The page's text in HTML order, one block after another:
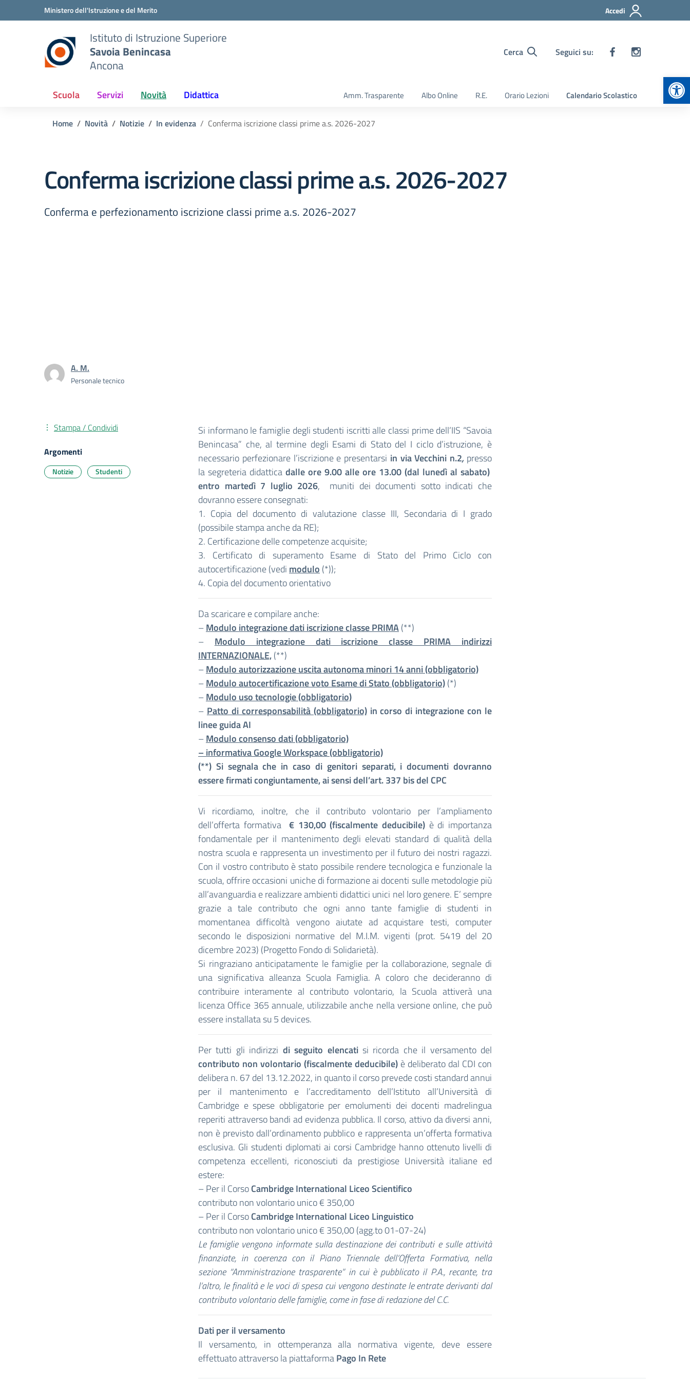
Vai ai contenuti
Vai al menu di navigazioneMinistero dell'Istruzione e del Merito Accedi
Istituto di Istruzione Superiore
Savoia Benincasa
Ancona
Cerca Seguici su:
Scuola Servizi Novità Didattica Amm. Trasparente Albo Online R.E. Orario Lezioni Calendario Scolastico
Home Novità Notizie In evidenza Conferma iscrizione classi prime a.s. 2026-2027
Conferma iscrizione classi prime a.s. 2026-2027
Conferma e perfezionamento iscrizione classi prime a.s. 2026-2027
A. M.
Personale tecnico
Si informano le famiglie degli studenti iscritti alle classi prime dell’IIS “Savoia
Benincasa” che, al termine degli Esami di Stato del I ciclo d’istruzione, è
necessario perfezionare l’iscrizione e presentarsi in via Vecchini n.2, presso
la segreteria didattica dalle ore 9.00 alle ore 13.00 (dal lunedì al sabato)
entro martedì 7 luglio 2026, muniti dei documenti sotto indicati che
dovranno essere consegnati:
1. Copia del documento di valutazione classe III, Secondaria di I grado
(possibile stampa anche da RE);
2. Certificazione delle competenze acquisite;
3. Certificato di superamento Esame di Stato del Primo Ciclo con
autocertificazione (vedi modulo (*));
4. Copia del documento orientativo
Da scaricare e compilare anche:
–Modulo integrazione dati iscrizione classe PRIMA(**)
– Modulo integrazione dati iscrizione classe PRIMA indirizzi
INTERNAZIONALE,(**)
–Modulo autorizzazione uscita autonoma minori 14 anni (obbligatorio)
–Modulo autocertificazione voto Esame di Stato (obbligatorio)(*)
–Modulo uso tecnologie (obbligatorio)
– Patto di corresponsabilità (obbligatorio)in corso di integrazione con le
linee guida AI
–Modulo consenso dati (obbligatorio)
– informativa Google Workspace (obbligatorio)
(**) Si segnala che in caso di genitori separati, i documenti dovranno
essere firmati congiuntamente, ai sensi dell’art. 337 bis del CPC
Vi ricordiamo, inoltre, che il contributo volontario per l’ampliamento
dell’offerta formativa € 130,00 (fiscalmente deducibile) è di importanza
fondamentale per il mantenimento degli elevati standard di qualità della
nostra scuola e rappresenta un investimento per il futuro dei nostri ragazzi.
Con il vostro contributo è stato possibile rendere tecnologica e funzionale la
scuola, offrire occasioni uniche di formazione ai docenti sulle metodologie più
all’avanguardia e realizzare ambienti didattici unici nel loro genere. E’ sempre
grazie a tale contributo che ogni anno tante famiglie di studenti in
momentanea difficoltà vengono aiutate ad acquistare testi, computer
secondo le disposizioni normative del M.I.M. vigenti (prot. 5419 del 20
dicembre 2023) (Progetto Fondo di Solidarietà).
Si ringraziano anticipatamente le famiglie per la collaborazione, segnale di
una significativa alleanza Scuola Famiglia. A coloro che decideranno di
contribuire interamente al contributo volontario, la Scuola attiverà una
licenza Office 365 annuale, utilizzabile anche nella versione online, che può
essere installata su 5 devices.
Per tutti gli indirizzi di seguito elencati si ricorda che il versamento del
contributo non volontario (fiscalmente deducibile) è deliberato dal CDI con
delibera n. 67 del 13.12.2022, in quanto il corso prevede costi standard annui
per il mantenimento e l’accreditamento dell’Istituto all’Università di
Cambridge e spese obbligatorie per emolumenti dei docenti madrelingua
reperiti attraverso bandi ad evidenza pubblica. Il corso, attivo da diversi anni,
non è previsto dall’ordinamento pubblico e rappresenta un’offerta formativa
esclusiva. Gli studenti diplomati ai corsi Cambridge hanno ottenuto livelli di
competenza eccellenti, riconosciuti da prestigiose Università italiane ed
estere:
– Per il CorsoCambridge International Liceo Scientifico
contributo non volontario unico € 350,00
– Per il CorsoCambridge International Liceo Linguistico
contributo non volontario unico € 350,00 (agg.to 01-07-24)
Le famiglie vengono informate sulla destinazione dei contributi e sulle attività
finanziate, in coerenza con il Piano Triennale dell’Offerta Formativa, nella
sezione “Amministrazione trasparente” in cui è pubblicato il P.A., recante, tra
l’altro, le finalità e le voci di spesa cui vengono destinate le entrate derivanti dal
contributo volontario delle famiglie, come in fase di redazione del C.C.
Dati per il versamento
Il versamento, in ottemperanza alla normativa vigente, deve essere
effettuato attraverso la piattaformaPago In Rete
Stampa / Condividi
Argomenti
Notizie Studenti